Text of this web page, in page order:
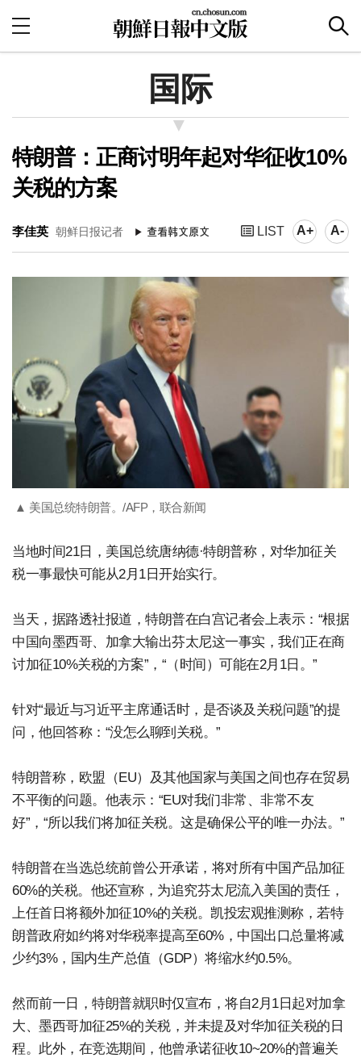
国际
特朗普：正商讨明年起对华征收10%
关税的方案
李佳英 朝鲜日报记者 LIST A+ A-
▲ 美国总统特朗普。/AFP，联合新闻
当地时间21日，美国总统唐纳德·特朗普称，对华加征关
税一事最快可能从2月1日开始实行。
当天，据路透社报道，特朗普在白宫记者会上表示：“根据
中国向墨西哥、加拿大输出芬太尼这一事实，我们正在商
讨加征10%关税的方案”，“（时间）可能在2月1日。”
针对“最近与习近平主席通话时，是否谈及关税问题”的提
问，他回答称：“没怎么聊到关税。”
特朗普称，欧盟（EU）及其他国家与美国之间也存在贸易
不平衡的问题。他表示：“EU对我们非常、非常不友
好”，“所以我们将加征关税。这是确保公平的唯一办法。”
特朗普在当选总统前曾公开承诺，将对所有中国产品加征
60%的关税。他还宣称，为追究芬太尼流入美国的责任，
上任首日将额外加征10%的关税。凯投宏观推测称，若特
朗普政府如约将对华税率提高至60%，中国出口总量将减
少约3%，国内生产总值（GDP）将缩水约0.5%。
然而前一日，特朗普就职时仅宣布，将自2月1日起对加拿
大、墨西哥加征25%的关税，并未提及对华加征关税的日
程。此外，在竞选期间，他曾承诺征收10~20%的普遍关